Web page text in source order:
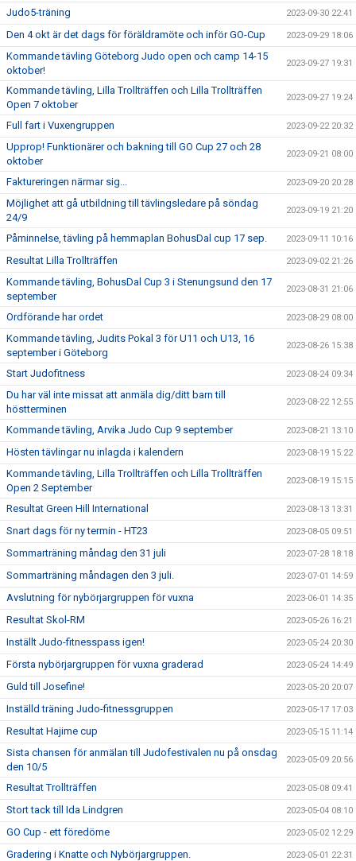
Judo5-träning 2023-09-30 22:41
Den 4 okt är det dags för föräldramöte och inför GO-Cup 2023-09-29 18:06
Kommande tävling Göteborg Judo open och camp 14-15
oktober!
2023-09-27 19:31
Kommande tävling, Lilla Trollträffen och Lilla Trollträffen
Open 7 oktober
2023-09-27 19:24
Full fart i Vuxengruppen 2023-09-22 20:32
Upprop! Funktionärer och bakning till GO Cup 27 och 28
oktober
2023-09-21 08:00
Faktureringen närmar sig... 2023-09-20 20:28
Möjlighet att gå utbildning till tävlingsledare på söndag
24/9
2023-09-19 21:20
Påminnelse, tävling på hemmaplan BohusDal cup 17 sep. 2023-09-11 10:16
Resultat Lilla Trollträffen 2023-09-02 21:26
Kommande tävling, BohusDal Cup 3 i Stenungsund den 17
september
2023-08-31 21:06
Ordförande har ordet 2023-08-29 08:00
Kommande tävling, Judits Pokal 3 för U11 och U13, 16
september i Göteborg
2023-08-26 15:38
Start Judofitness 2023-08-24 09:34
Du har väl inte missat att anmäla dig/ditt barn till
höstterminen
2023-08-22 12:55
Kommande tävling, Arvika Judo Cup 9 september 2023-08-21 13:10
Hösten tävlingar nu inlagda i kalendern 2023-08-19 15:22
Kommande tävling, Lilla Trollträffen och Lilla Trollträffen
Open 2 September
2023-08-19 15:15
Resultat Green Hill International 2023-08-13 13:31
Snart dags för ny termin - HT23 2023-08-05 09:51
Sommarträning måndag den 31 juli 2023-07-28 18:18
Sommarträning måndagen den 3 juli. 2023-07-01 14:59
Avslutning för nybörjargruppen för vuxna 2023-06-01 14:35
Resultat Skol-RM 2023-05-26 16:21
Inställt Judo-fitnesspass igen! 2023-05-24 20:30
Första nybörjargruppen för vuxna graderad 2023-05-24 14:49
Guld till Josefine! 2023-05-20 20:07
Inställd träning Judo-fitnessgruppen 2023-05-17 17:03
Resultat Hajime cup 2023-05-15 11:14
Sista chansen för anmälan till Judofestivalen nu på onsdag
den 10/5
2023-05-09 20:56
Resultat Trollträffen 2023-05-08 09:41
Stort tack till Ida Lindgren 2023-05-04 08:10
GO Cup - ett föredöme 2023-05-02 12:29
Gradering i Knatte och Nybörjargruppen. 2023-05-01 22:31